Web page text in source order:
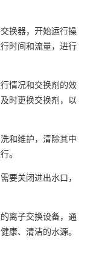
换器，开始运行操
时间和流量，进行
情况和交换剂的效
时更换交换剂，以
和维护，清除其中
。
要关闭进出水口，
离子交换设备，通
康、清洁的水源。